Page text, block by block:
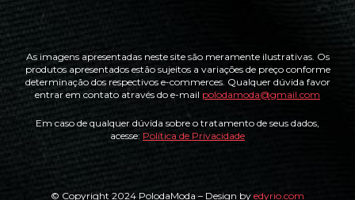
As imagens apresentadas neste site são meramente ilustrativas. Os
produtos apresentados estão sujeitos a variações de preço conforme
determinação dos respectivos e-commerces. Qualquer dúvida favor
entrar em contato através do e-mail polodamoda@gmail.com
Em caso de qualquer dúvida sobre o tratamento de seus dados,
acesse: Política de Privacidade
© Copyright 2024 PolodaModa – Design by edyrio.com